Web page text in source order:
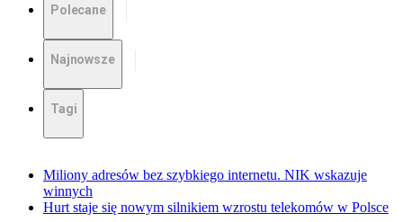
Polecane
Najnowsze
Tagi
Miliony adresów bez szybkiego internetu. NIK wskazuje
winnych
Hurt staje się nowym silnikiem wzrostu telekomów w Polsce